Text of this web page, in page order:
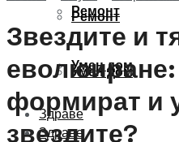
Ремонт
Умен дом
Здраве
Ремонт
Умен дом
Здраве
Звездите и
еволюиране:
формират и
звездите?